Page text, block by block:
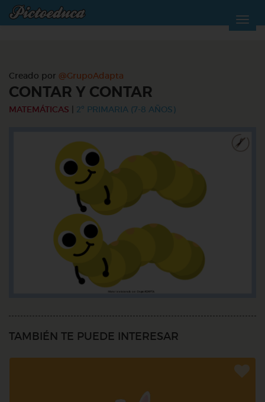
Creado por @GrupoAdapta
CONTAR Y CONTAR
MATEMÁTICAS 2º PRIMARIA (7-8 AÑOS)
TAMBIÉN TE PUEDE INTERESAR